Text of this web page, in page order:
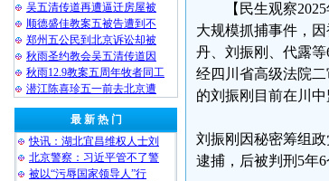
吴五清传道再遭逼迁房屋被
顺德盛佳教案五被告遭到不
郑州五公民到北京诉讼却被
秋雨圣约教会吴五清传道因
秋雨12.9教案五周年牧者同工
潜江陈喜珍五一前去北京遭
最 新 热 门
快讯：湖北宜昌维权人士刘
北京警察：习近平管不了警
被以“污辱国家领导人”行
【民生观察
大规模抓捕事件，
丹、刘振刚、代露
经四川省高级法院
的刘振刚目前在川中
刘振刚因秘密筹组
逮捕，后被判刑5年6